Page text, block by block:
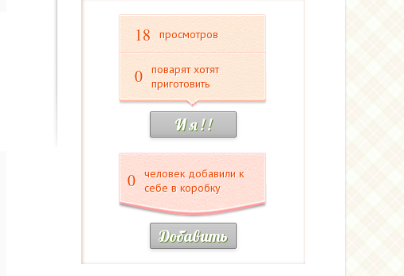
18 просмотров
0
поварят хотят
приготовить
И я ! !
0
человек добавили к
себе в коробку
Добавить